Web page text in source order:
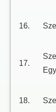
16.
17.
18.